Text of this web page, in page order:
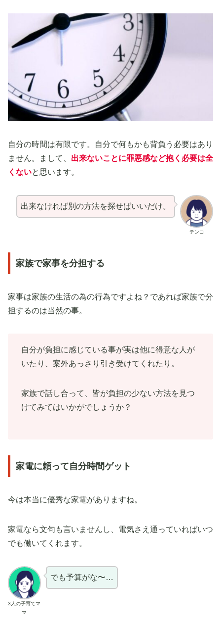
自分の時間は有限です。自分で何もかも背負う必要はあり
ません。まして、 出来ないことに罪悪感など抱く必要は全
くないと思います。
テンコ
出来なければ別の方法を探せばいいだけ。
家族で家事を分担する
家事は家族の生活の為の行為ですよね？であれば家族で分
担するのは当然の事。
自分が負担に感じている事が実は他に得意な人が
いたり、案外あっさり引き受けてくれたり。
家族で話し合って、皆が負担の少ない方法を見つ
けてみてはいかがでしょうか？
家電に頼って自分時間ゲット
今は本当に優秀な家電がありますね。
家電なら文句も言いませんし、電気さえ通っていればいつ
でも働いてくれます。
3人の子育てマ
マ
でも予算がな〜…